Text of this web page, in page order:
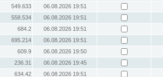
549.633
06.08.2026 19:51
558.534
06.08.2026 19:51
684.2
06.08.2026 19:51
695.214
06.08.2026 19:51
609.9
06.08.2026 19:50
236.31
06.08.2026 19:45
634.42
06.08.2026 19:51